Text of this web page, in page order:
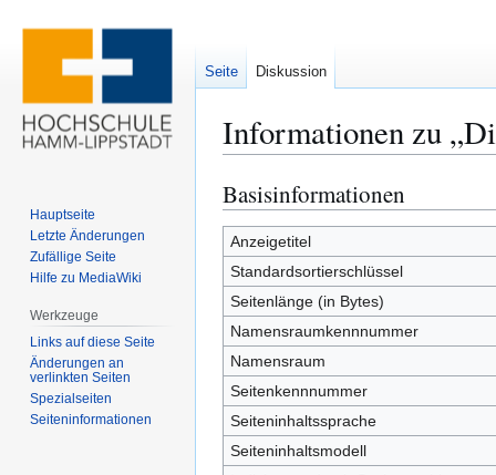
Informationen zu
Zur
Navigation
springen
Zur
Suche
springen
Basisinformationen
Anzeigetitel
Standardsortierschlüssel
Seitenlänge (in Bytes)
Namensraumkennnummer
Namensraum
Seitenkennnummer
Seiteninhaltssprache
Seiteninhaltsmodell
Seite Diskussion
Hauptseite
Letzte Änderungen
Zufällige Seite
Hilfe zu MediaWiki
Werkzeuge
Links auf diese Seite
Änderungen an
verlinkten Seiten
Spezialseiten
Seiten­­informationen